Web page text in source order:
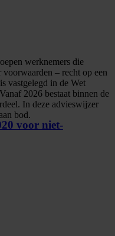
werknemers die
– recht op een
vastgelegd in de Wet
2026 bestaat binnen de
In deze advieswijzer
bod.
voor niet-